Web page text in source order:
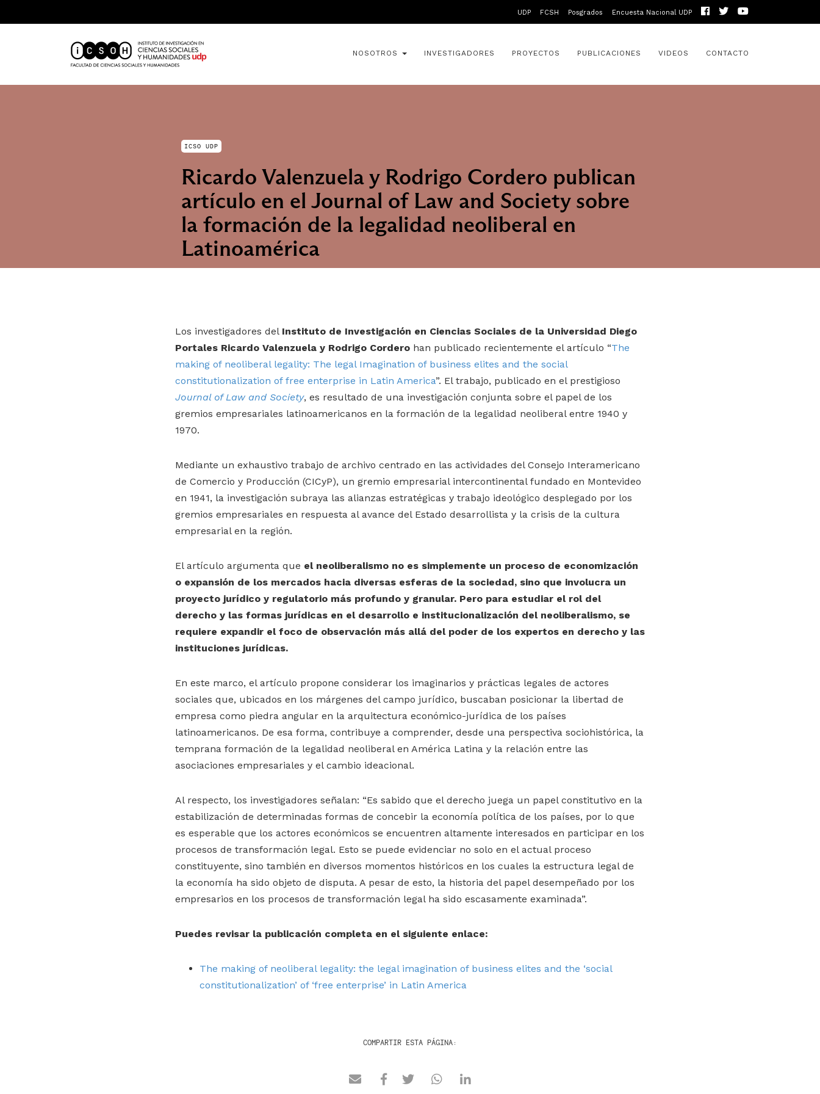
UDP FCSH Posgrados Encuesta Nacional UDP
NOSOTROS INVESTIGADORES PROYECTOS PUBLICACIONES VIDEOS CONTACTO
ICSO UDP
Ricardo Valenzuela y Rodrigo Cordero publican
artículo en el Journal of Law and Society sobre
la formación de la legalidad neoliberal en
Latinoamérica
Los investigadores del Instituto de Investigación en Ciencias Sociales de la Universidad Diego
Portales Ricardo Valenzuela y Rodrigo Cordero han publicado recientemente el artículo “The
making of neoliberal legality: The legal Imagination of business elites and the social
constitutionalization of free enterprise in Latin America”. El trabajo, publicado en el prestigioso
Journal of Law and Society, es resultado de una investigación conjunta sobre el papel de los
gremios empresariales latinoamericanos en la formación de la legalidad neoliberal entre 1940 y
1970.
Mediante un exhaustivo trabajo de archivo centrado en las actividades del Consejo Interamericano
de Comercio y Producción (CICyP), un gremio empresarial intercontinental fundado en Montevideo
en 1941, la investigación subraya las alianzas estratégicas y trabajo ideológico desplegado por los
gremios empresariales en respuesta al avance del Estado desarrollista y la crisis de la cultura
empresarial en la región.
El artículo argumenta que el neoliberalismo no es simplemente un proceso de economización
o expansión de los mercados hacia diversas esferas de la sociedad, sino que involucra un
proyecto jurídico y regulatorio más profundo y granular. Pero para estudiar el rol del
derecho y las formas jurídicas en el desarrollo e institucionalización del neoliberalismo, se
requiere expandir el foco de observación más allá del poder de los expertos en derecho y las
instituciones jurídicas.
En este marco, el artículo propone considerar los imaginarios y prácticas legales de actores
sociales que, ubicados en los márgenes del campo jurídico, buscaban posicionar la libertad de
empresa como piedra angular en la arquitectura económico-jurídica de los países
latinoamericanos. De esa forma, contribuye a comprender, desde una perspectiva sociohistórica, la
temprana formación de la legalidad neoliberal en América Latina y la relación entre las
asociaciones empresariales y el cambio ideacional.
Al respecto, los investigadores señalan: “Es sabido que el derecho juega un papel constitutivo en la
estabilización de determinadas formas de concebir la economía política de los países, por lo que
es esperable que los actores económicos se encuentren altamente interesados en participar en los
procesos de transformación legal. Esto se puede evidenciar no solo en el actual proceso
constituyente, sino también en diversos momentos históricos en los cuales la estructura legal de
la economía ha sido objeto de disputa. A pesar de esto, la historia del papel desempeñado por los
empresarios en los procesos de transformación legal ha sido escasamente examinada”.
Puedes revisar la publicación completa en el siguiente enlace:
The making of neoliberal legality: the legal imagination of business elites and the ‘social
constitutionalization’ of ‘free enterprise’ in Latin America
COMPARTIR ESTA PÁGINA: